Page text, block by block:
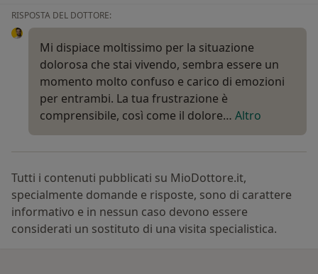
RISPOSTA DEL DOTTORE:
Mi dispiace moltissimo per la situazione
dolorosa che stai vivendo, sembra essere un
momento molto confuso e carico di emozioni
per entrambi. La tua frustrazione è
comprensibile, così come il dolore… Altro
Tutti i contenuti pubblicati su MioDottore.it,
specialmente domande e risposte, sono di carattere
informativo e in nessun caso devono essere
considerati un sostituto di una visita specialistica.